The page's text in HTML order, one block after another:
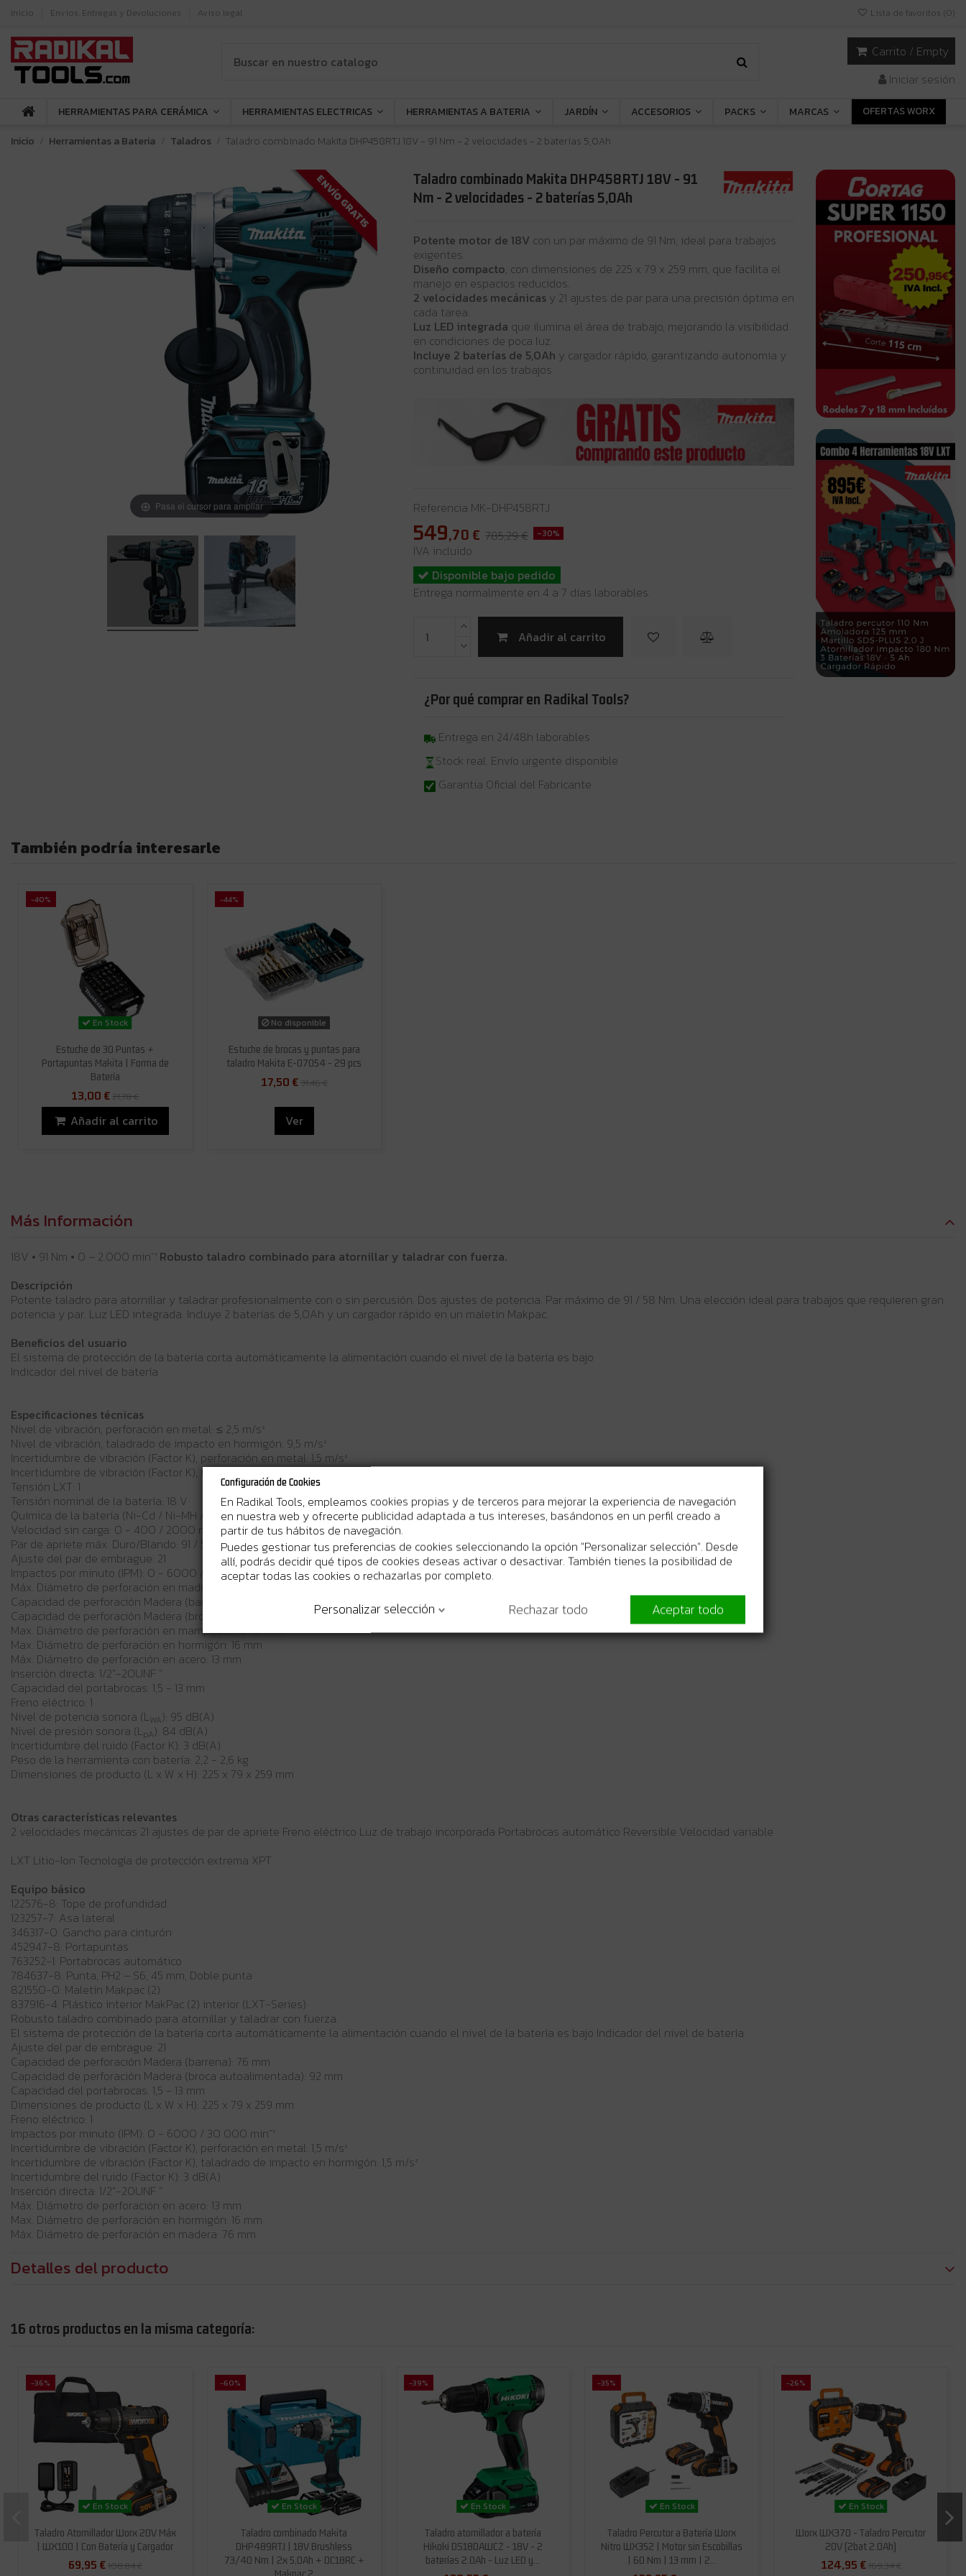
Inicio Envíos, Entregas y Devoluciones Aviso legal Lista de favoritos (0)
Carrito / Empty
Iniciar sesión
HERRAMIENTAS PARA CERÁMICA HERRAMIENTAS ELECTRICAS HERRAMIENTAS A BATERIA JARDÍN ACCESORIOS PACKS MARCAS
OFERTAS WORX
Inicio
Herramientas a Bateria Taladros Taladro combinado Makita DHP458RTJ 18V - 91 Nm - 2 velocidades - 2 baterías 5,0Ah
ENVÍO GRATIS
Pasa el cursor para ampliar
Taladro combinado Makita DHP458RTJ 18V - 91
Nm - 2 velocidades - 2 baterías 5,0Ah
Potente motor de 18V con un par máximo de 91 Nm, ideal para trabajos
exigentes.
Diseño compacto, con dimensiones de 225 x 79 x 259 mm, que facilita el
manejo en espacios reducidos.
2 velocidades mecánicas y 21 ajustes de par para una precisión óptima en
cada tarea.
Luz LED integrada que ilumina el área de trabajo, mejorando la visibilidad
en condiciones de poca luz.
Incluye 2 baterías de 5,0Ah y cargador rápido, garantizando autonomía y
continuidad en los trabajos.
Referencia MK-DHP458RTJ
549 ,70 € 785,29 € -30%
IVA incluido
Disponible bajo pedido
Entrega normalmente en 4 a 7 días laborables.
Añadir al carrito
¿Por qué comprar en Radikal Tools?
Entrega en 24/48h laborables
Stock real. Envío urgente disponible
Garantia Oficial del Fabricante
También podría interesarle
-40%
En Stock
Estuche de 30 Puntas +
Portapuntas Makita | Forma de
Batería
13,00 € 21,78 €
Añadir al carrito
-44%
No disponible
Estuche de brocas y puntas para
taladro Makita E-07054 - 29 pcs
17,50 €31,46 €
Ver
Más Información
18V • 91 Nm • 0 – 2.000 min⁻¹ Robusto taladro combinado para atornillar y taladrar con fuerza.
Descripción
Potente taladro para atornillar y taladrar profesionalmente con o sin percusión. Dos ajustes de potencia. Par máximo de 91 / 58 Nm. Una elección ideal para trabajos que requieren gran
potencia y par. Luz LED integrada. Incluye 2 baterías de 5,0Ah y un cargador rápido en un maletín Makpac.
Beneficios del usuario
El sistema de protección de la batería corta automáticamente la alimentación cuando el nivel de la batería es bajo
Indicador del nivel de batería
Especificaciones técnicas
Nivel de vibración, perforación en metal: ≤ 2,5 m/s²
Nivel de vibración, taladrado de impacto en hormigón: 9,5 m/s²
Incertidumbre de vibración (Factor K), perforación en metal: 1,5 m/s²
Incertidumbre de vibración (Factor K), taladrado de impacto en hormigón: 1,5 m/s²
Tensión LXT: 1
Tensión nominal de la batería: 18 V
Química de la batería (Ni-Cd / Ni-MH / Li-ion): Li-ion
Velocidad sin carga: 0 - 400 / 2000 min⁻¹
Par de apriete máx. Duro/Blando: 91 / 58 Nm
Ajuste del par de embrague: 21
Impactos por minuto (IPM): 0 - 6000 / 30 000 min⁻¹
Máx. Diámetro de perforación en madera: 76 mm
Capacidad de perforación Madera (barrena): 76 mm
Capacidad de perforación Madera (broca autoalimentada): 92 mm
Max. Diámetro de perforación en mampostería: 16 mm
Max. Diámetro de perforación en hormigón: 16 mm
Máx. Diámetro de perforación en acero: 13 mm
Inserción directa: 1/2"-20UNF "
Capacidad del portabrocas: 1,5 - 13 mm
Freno eléctrico: 1
Nivel de potencia sonora (LWA): 95 dB(A)
Nivel de presión sonora (LpA): 84 dB(A)
Incertidumbre del ruido (Factor K): 3 dB(A)
Peso de la herramienta con batería: 2,2 - 2,6 kg
Dimensiones de producto (L x W x H): 225 x 79 x 259 mm
Otras características relevantes
2 velocidades mecánicas 21 ajustes de par de apriete Freno eléctrico Luz de trabajo incorporada Portabrocas automático Reversible Velocidad variable
LXT Litio-Ion Tecnología de protección extrema XPT
Equipo básico
122576-8: Tope de profundidad
123257-7: Asa lateral
346317-0: Gancho para cinturón
452947-8: Portapuntas
763252-1: Portabrocas automático
784637-8: Punta, PH2 – S6, 45 mm, Doble punta
821550-0: Maletín Makpac (2)
837916-4: Plástico interior MakPac (2) interior (LXT-Series)
Robusto taladro combinado para atornillar y taladrar con fuerza.
El sistema de protección de la batería corta automáticamente la alimentación cuando el nivel de la batería es bajo Indicador del nivel de batería
Ajuste del par de embrague: 21
Capacidad de perforación Madera (barrena): 76 mm
Capacidad de perforación Madera (broca autoalimentada): 92 mm
Capacidad del portabrocas: 1,5 - 13 mm
Dimensiones de producto (L x W x H): 225 x 79 x 259 mm
Freno eléctrico: 1
Impactos por minuto (IPM): 0 - 6000 / 30 000 min⁻¹
Incertidumbre de vibración (Factor K), perforación en metal: 1,5 m/s²
Incertidumbre de vibración (Factor K), taladrado de impacto en hormigón: 1,5 m/s²
Incertidumbre del ruido (Factor K): 3 dB(A)
Inserción directa: 1/2"-20UNF "
Máx. Diámetro de perforación en acero: 13 mm
Max. Diámetro de perforación en hormigón: 16 mm
Máx. Diámetro de perforación en madera: 76 mm
Detalles del producto
16 otros productos en la misma categoría:
-36%
En Stock
Taladro Atornillador Worx 20V Máx
| WX100 | Con Batería y Cargador
69,95 €108,84 €
-60%
En Stock
Taladro combinado Makita
DHP489RTJ | 18V Brushless
73/40 Nm | 2x 5,0Ah + DC18RC +
Makpac 2
-39%
En Stock
Taladro atornillador a batería
Hikoki DS18DAWCZ - 18V - 2
baterías 2.0Ah - Luz LED y...
-35%
En Stock
Taladro Percutor a Batería Worx
Nitro WX352 | Motor sin Escobillas
| 60 Nm | 13 mm | 2...
-26%
En Stock
Worx WX370 - Taladro Percutor
20V (2bat 2.0Ah)
124,95 €169,34 €
Configuración de Cookies
En Radikal Tools, empleamos cookies propias y de terceros para mejorar la experiencia de navegación
en nuestra web y ofrecerte publicidad adaptada a tus intereses, basándonos en un perfil creado a
partir de tus hábitos de navegación.
Puedes gestionar tus preferencias de cookies seleccionando la opción "Personalizar selección". Desde
allí, podrás decidir qué tipos de cookies deseas activar o desactivar. También tienes la posibilidad de
aceptar todas las cookies o rechazarlas por completo.
Personalizar selección Rechazar todo Aceptar todo